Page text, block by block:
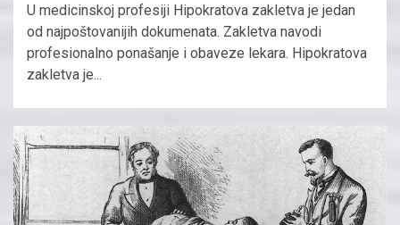
U medicinskoj profesiji Hipokratova zakletva je jedan
od najpoštovanijih dokumenata. Zakletva navodi
profesionalno ponašanje i obaveze lekara. Hipokratova
zakletva je...